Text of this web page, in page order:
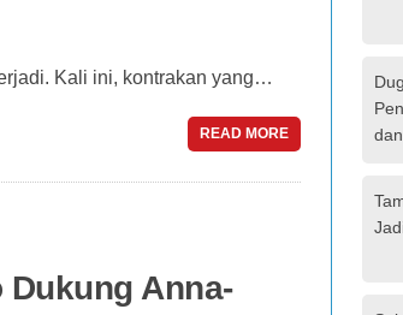
Kali ini, kontrakan yang…
READ MORE
Dukung Anna-